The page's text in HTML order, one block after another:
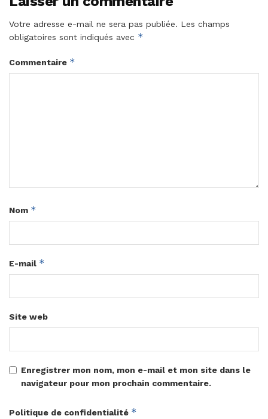
Votre adresse e-mail ne sera pas publiée. Les champs
obligatoires sont indiqués avec *
Commentaire *
Nom *
E-mail *
Site web
Enregistrer mon nom, mon e-mail et mon site dans le
navigateur pour mon prochain commentaire.
Politique de confidentialité *